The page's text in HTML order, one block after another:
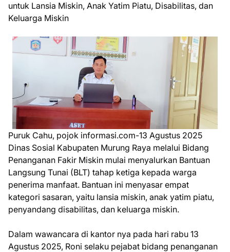
untuk Lansia Miskin, Anak Yatim Piatu, Disabilitas, dan
Keluarga Miskin
Puruk Cahu, pojok informasi.com-13 Agustus 2025
Dinas Sosial Kabupaten Murung Raya melalui Bidang
Penanganan Fakir Miskin mulai menyalurkan Bantuan
Langsung Tunai (BLT) tahap ketiga kepada warga
penerima manfaat. Bantuan ini menyasar empat
kategori sasaran, yaitu lansia miskin, anak yatim piatu,
penyandang disabilitas, dan keluarga miskin.
Dalam wawancara di kantor nya pada hari rabu 13
Agustus 2025, Roni selaku pejabat bidang penanganan